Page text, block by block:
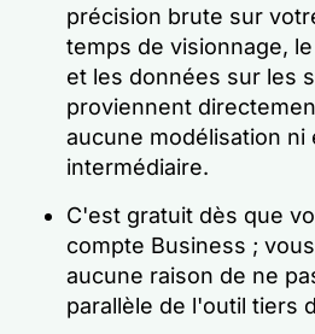
précision brute sur
temps de visionnage,
et les données sur les
proviennent
aucune modélisation ni
intermédiaire.
C'est gratuit dès que
compte Business ;
aucune raison de ne
parallèle de l'outil tiers